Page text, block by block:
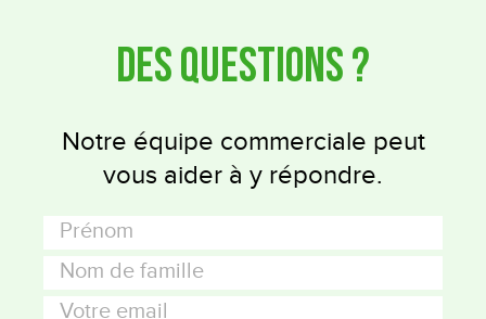
Des questions ?
Notre équipe commerciale peut
vous aider à y répondre.